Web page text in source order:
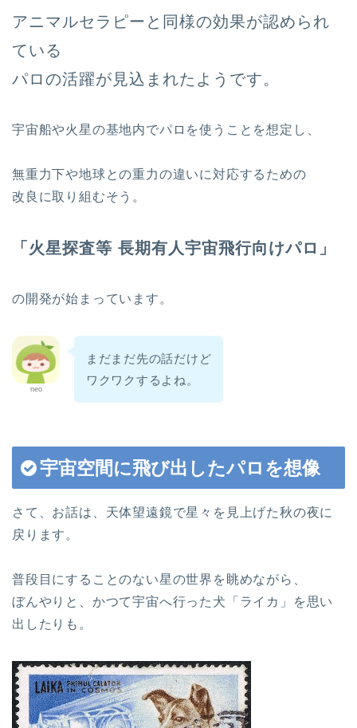
アニマルセラピーと同様の効果が認められ
ている
パロの活躍が見込まれたようです。
宇宙船や火星の基地内でパロを使うことを想定し、
無重力下や地球との重力の違いに対応するための
改良に取り組むそう。
「火星探査等 長期有人宇宙飛行向けパロ」
の開発が始まっています。
neo
まだまだ先の話だけど
ワクワクするよね。
宇宙空間に飛び出したパロを想像
さて、お話は、天体望遠鏡で星々を見上げた秋の夜に
戻ります。
普段目にすることのない星の世界を眺めながら、
ぼんやりと、かつて宇宙へ行った犬「ライカ」を思い
出したりも。